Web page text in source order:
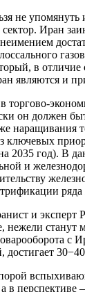
не
Иран
в отличие
являются и
торгово-
он должен
наращивания
ключевых
2035 год). В
и
и
нежели станут
с
достигает
в